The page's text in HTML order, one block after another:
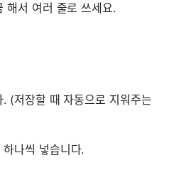
해서 여러 줄로 쓰세요.
(저장할 때 자동으로 지워주는
나씩 넣습니다.